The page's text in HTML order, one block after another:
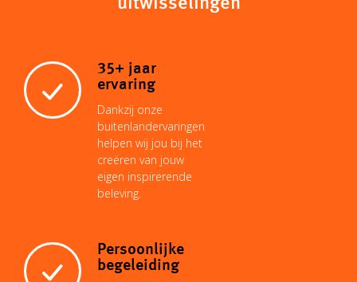
i A
p
p
uitwisselingen
35+ jaar
ervaring
Dankzij onze
buitenlandervaringen
helpen wij jou bij het
creëren van jouw
eigen inspirerende
beleving.
Persoonlijke
begeleiding